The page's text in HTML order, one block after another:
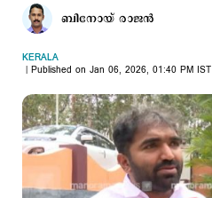
ബിനോയ് രാജന്‍
KERALA
Published on Jan 06, 2026, 01:40 PM IST